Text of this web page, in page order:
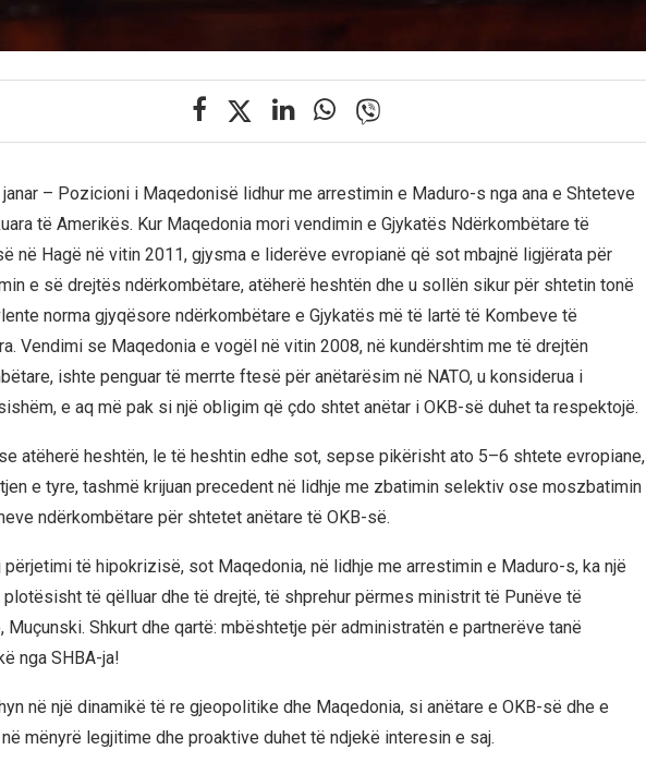
janar – Pozicioni i Maqedonisë lidhur me arrestimin e Maduro-s nga ana e Shteteve
të Amerikës. Kur Maqedonia mori vendimin e Gjykatës Ndërkombëtare të
në Hagë në vitin 2011, gjysma e liderëve evropianë që sot mbajnë ligjërata për
e së drejtës ndërkombëtare, atëherë heshtën dhe u sollën sikur për shtetin tonë
norma gjyqësore ndërkombëtare e Gjykatës më të lartë të Kombeve të
Vendimi se Maqedonia e vogël në vitin 2008, në kundërshtim me të drejtën
ishte penguar të merrte ftesë për anëtarësim në NATO, u konsiderua i
e aq më pak si një obligim që çdo shtet anëtar i OKB-së duhet ta respektojë.
atëherë heshtën, le të heshtin edhe sot, sepse pikërisht ato 5–6 shtete evropiane,
e tyre, tashmë krijuan precedent në lidhje me zbatimin selektiv ose moszbatimin
ndërkombëtare për shtetet anëtare të OKB-së.
përjetimi të hipokrizisë, sot Maqedonia, në lidhje me arrestimin e Maduro-s, ka një
të qëlluar dhe të drejtë, të shprehur përmes ministrit të Punëve të
Muçunski. Shkurt dhe qartë: mbështetje për administratën e partnerëve tanë
nga SHBA-ja!
në një dinamikë të re gjeopolitike dhe Maqedonia, si anëtare e OKB-së dhe e
në mënyrë legjitime dhe proaktive duhet të ndjekë interesin e saj.